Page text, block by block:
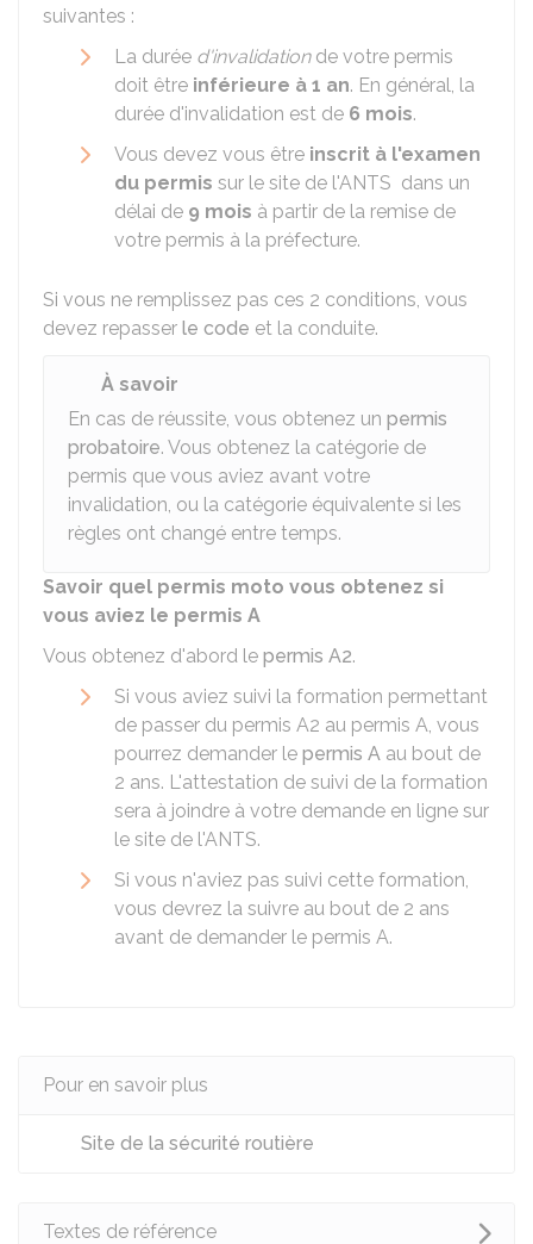
suivantes :
La durée d'invalidationde votre permis
doit être inférieure à 1 an. En général, la
durée d'invalidation est de 6 mois.
Vous devez vous être inscrit à l'examen
du permis sur le site de l'ANTS dans un
délai de 9 mois à partir de la remise de
votre permis à la préfecture.
Si vous ne remplissez pas ces 2 conditions, vous
devez repasser le code et la conduite.
À savoir
En cas de réussite, vous obtenez un permis
probatoire. Vous obtenez la catégorie de
permis que vous aviez avant votre
invalidation, ou la catégorie équivalente si les
règles ont changé entre temps.
Savoir quel permis moto vous obtenez si
vous aviez le permis A
Vous obtenez d'abord le permis A2.
Si vous aviez suivi la formation permettant
de passer du permis A2 au permis A, vous
pourrez demander le permis A au bout de
2 ans. L'attestation de suivi de la formation
sera à joindre à votre demande en ligne sur
le site de l'ANTS.
Si vous n'aviez pas suivi cette formation,
vous devrez la suivre au bout de 2 ans
avant de demander le permis A.
Pour en savoir plus
Site de la sécurité routière
Textes de référence